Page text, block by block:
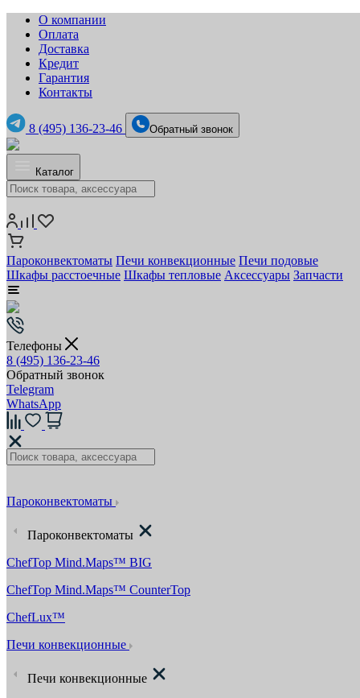
О компании
Оплата
Доставка
Кредит
Гарантия
Контакты
8 (495) 136-23-46 Обратный звонок
Каталог
Пароконвектоматы Печи конвекционные Печи подовые
Шкафы расстоечные Шкафы тепловые Аксессуары Запчасти
Телефоны
8 (495) 136-23-46
Обратный звонок
Telegram
WhatsApp
Пароконвектоматы
Пароконвектоматы
ChefTop Mind.Maps™ BIG
ChefTop Mind.Maps™ CounterTop
ChefLux™
Печи конвекционные
Печи конвекционные